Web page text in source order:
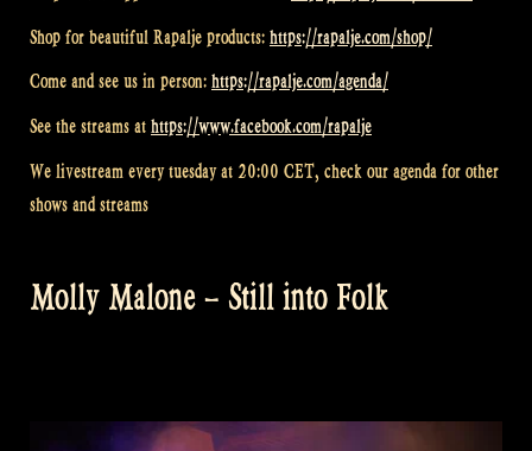
Shop for beautiful Rapalje products: https://rapalje.com/shop/
Come and see us in person: https://rapalje.com/agenda/
See the streams at https://www.facebook.com/rapalje
We livestream every tuesday at 20:00 CET, check our agenda for other
shows and streams
Molly Malone – Still into Folk